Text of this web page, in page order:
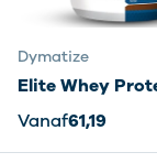
Dymatize
Elite Whey
Vanaf61,19